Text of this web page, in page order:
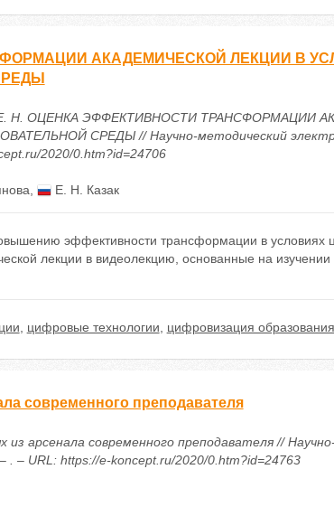
АКАДЕМИЧЕСКОЙ ЛЕКЦИИ В
Е. Н. ОЦЕНКА ЭФФЕКТИВНОСТИ ТРАНСФОРМАЦИИ
СРЕДЫ // Научно-методический
2020/0.htm?id=24706
Е. Н. Казак
эффективности трансформации в условиях
лекции в видеолекцию, основанные на изучении
цифровые технологии цифровизация образования
современного преподавателя
арсенала современного преподавателя //
– URL: https://e-koncept.ru/2020/0.htm?id=24763